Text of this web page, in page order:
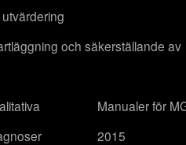
utvärdering
och säkerställande av
Manualer för
2015